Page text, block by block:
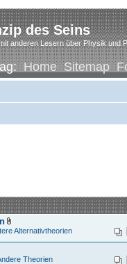
des Seins
anderen Lesern über Physik und
Home Sitemap
Alternativtheorien
Theorien